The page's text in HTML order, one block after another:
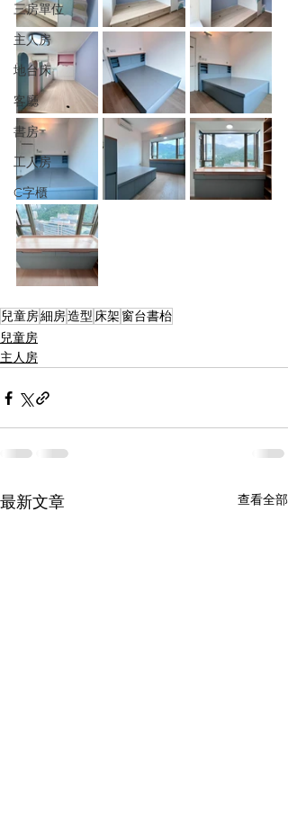
三房單位
主人房
地台床
客廳
書房
工人房
C字櫃
兒童房細房造型 床架 窗台書枱
兒童房
主人房
最新文章 查看全部